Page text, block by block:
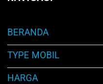
BERANDA
TYPE MOBIL
HARGA